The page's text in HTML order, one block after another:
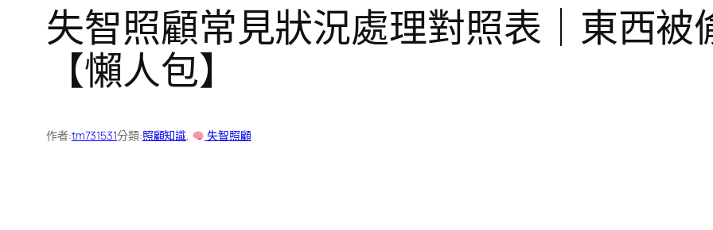
失智照顧常見狀況處理對照表｜東西被
【懶人包】
作者:tm731531分類:照顧知識, 失智照顧